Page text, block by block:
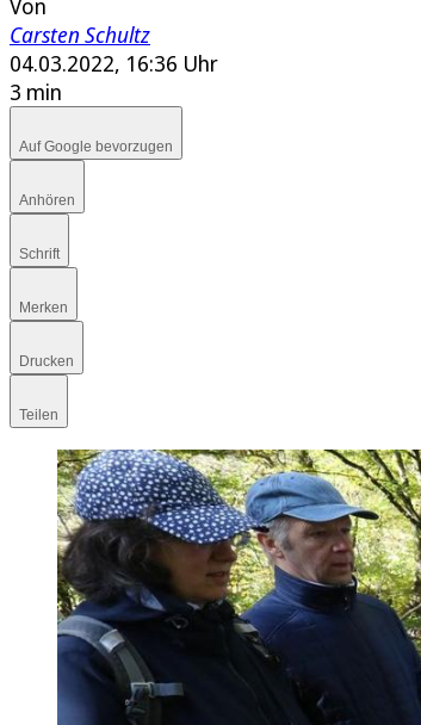
Von
Carsten Schultz
04.03.2022, 16:36 Uhr
3 min
Auf Google bevorzugen
Anhören
Schrift
Merken
Drucken
Teilen